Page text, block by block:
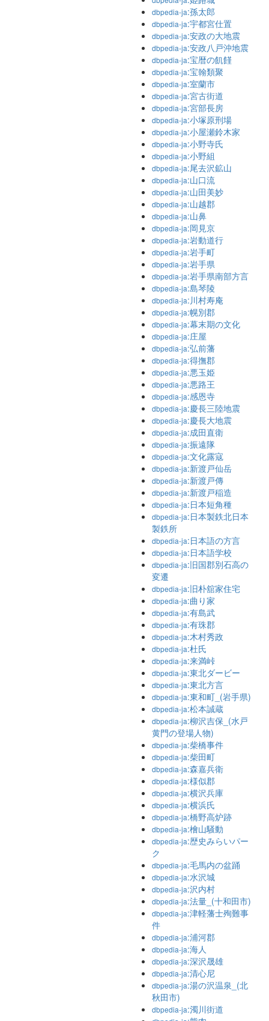
dbpedia-ja:孫太郎
dbpedia-ja:宇都宮仕置
dbpedia-ja:安政の大地震
dbpedia-ja:安政八戸沖地震
dbpedia-ja:宝暦の飢饉
dbpedia-ja:宝翰類聚
dbpedia-ja:室蘭市
dbpedia-ja:宮古街道
dbpedia-ja:宮部長房
dbpedia-ja:小塚原刑場
dbpedia-ja:小屋瀬鈴木家
dbpedia-ja:小野寺氏
dbpedia-ja:小野組
dbpedia-ja:尾去沢鉱山
dbpedia-ja:山口流
dbpedia-ja:山田美妙
dbpedia-ja:山越郡
dbpedia-ja:山鼻
dbpedia-ja:岡見京
dbpedia-ja:岩動道行
dbpedia-ja:岩手町
dbpedia-ja:岩手県
dbpedia-ja:岩手県南部方言
dbpedia-ja:島琴陵
dbpedia-ja:川村寿庵
dbpedia-ja:幌別郡
dbpedia-ja:幕末期の文化
dbpedia-ja:庄屋
dbpedia-ja:弘前藩
dbpedia-ja:得撫郡
dbpedia-ja:悪玉姫
dbpedia-ja:悪路王
dbpedia-ja:感恩寺
dbpedia-ja:慶長三陸地震
dbpedia-ja:慶長大地震
dbpedia-ja:成田直衛
dbpedia-ja:振遠隊
dbpedia-ja:文化露寇
dbpedia-ja:新渡戸仙岳
dbpedia-ja:新渡戸傳
dbpedia-ja:新渡戸稲造
dbpedia-ja:日本短角種
dbpedia-ja:日本製鉄北日本
製鉄所
dbpedia-ja:日本語の方言
dbpedia-ja:日本語学校
dbpedia-ja:旧国郡別石高の
変遷
dbpedia-ja:旧朴舘家住宅
dbpedia-ja:曲り家
dbpedia-ja:有島武
dbpedia-ja:有珠郡
dbpedia-ja:木村秀政
dbpedia-ja:杜氏
dbpedia-ja:来満峠
dbpedia-ja:東北ダービー
dbpedia-ja:東北方言
dbpedia-ja:東和町_(岩手県)
dbpedia-ja:松本誠蔵
dbpedia-ja:柳沢吉保_(水戸
黄門の登場人物)
dbpedia-ja:柴橋事件
dbpedia-ja:柴田町
dbpedia-ja:森嘉兵衛
dbpedia-ja:様似郡
dbpedia-ja:横沢兵庫
dbpedia-ja:横浜氏
dbpedia-ja:橋野高炉跡
dbpedia-ja:檜山騒動
dbpedia-ja:歴史みらいパー
ク
dbpedia-ja:毛馬内の盆踊
dbpedia-ja:水沢城
dbpedia-ja:沢内村
dbpedia-ja:法量_(十和田市)
dbpedia-ja:津軽藩士殉難事
件
dbpedia-ja:浦河郡
dbpedia-ja:海人
dbpedia-ja:深沢晟雄
dbpedia-ja:清心尼
dbpedia-ja:湯の沢温泉_(北
秋田市)
dbpedia-ja:濁川街道